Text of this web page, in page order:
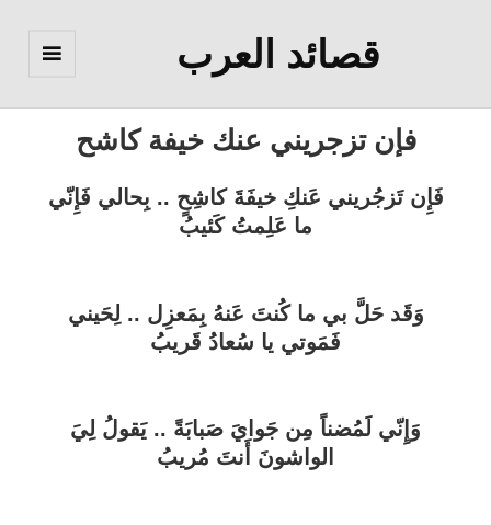
قصائد العرب
فإن تزجريني عنك خيفة كاشح
فَإِن تَزجُريني عَنكِ خيفَةَ كاشِحٍ .. بِحالي فَإِنّي
ما عَلِمتُ كَئيبُ
وَقَد حَلَّ بي ما كُنتَ عَنهُ بِمَعزِل .. لِحَيني
فَمَوتي يا سُعادُ قَريبُ
وَإِنّي لَمُضناً مِن جَوايَ صَبابَةً .. يَقولُ لِيَ
الواشونَ أَنتَ مُريبُ